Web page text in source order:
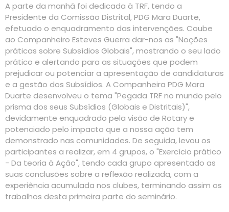
A parte da manhã foi dedicada à TRF, tendo a
Presidente da Comissão Distrital, PDG Mara Duarte,
efetuado o enquadramento das intervenções. Coube
ao Companheiro Esteves Guerra dar-nos as "Noções
práticas sobre Subsídios Globais", mostrando o seu lado
prático e alertando para as situações que podem
prejudicar ou potenciar a apresentação de candidaturas
e a gestão dos Subsídios. A Companheira PDG Mara
Duarte desenvolveu o tema "Pegada TRF no mundo pelo
prisma dos seus Subsídios (Globais e Distritais)",
devidamente enquadrado pela visão de Rotary e
potenciado pelo impacto que a nossa ação tem
demonstrado nas comunidades. De seguida, levou os
participantes a realizar, em 4 grupos, o "Exercício prático
- Da teoria à Ação", tendo cada grupo apresentado as
suas conclusões sobre a reflexão realizada, com a
experiência acumulada nos clubes, terminando assim os
trabalhos desta primeira parte do seminário.